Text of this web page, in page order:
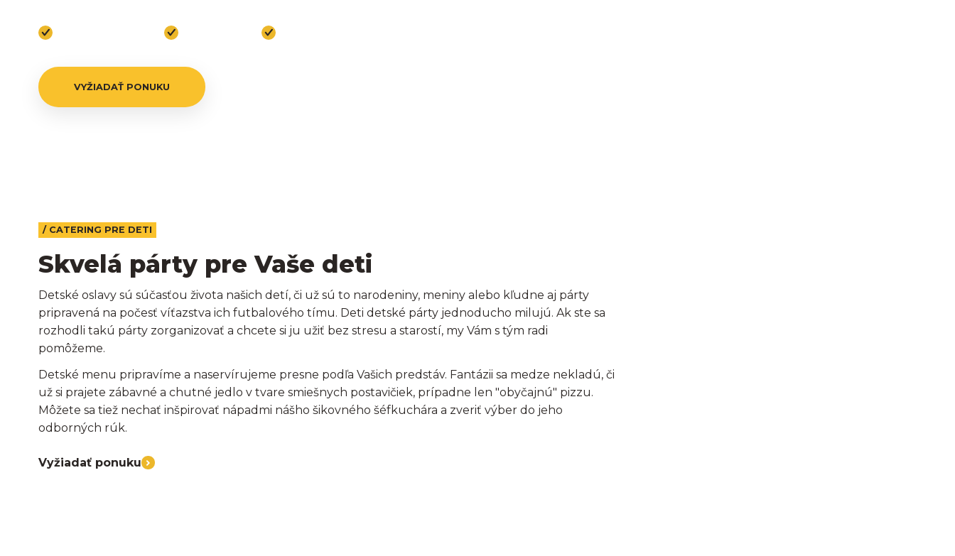
VYŽIADAŤ PONUKU
/ CATERING PRE DETI
Skvelá párty pre Vaše deti
Detské oslavy sú súčasťou života našich detí, či už sú to narodeniny, meniny alebo kľudne aj párty
pripravená na počesť víťazstva ich futbalového tímu. Deti detské párty jednoducho milujú. Ak ste sa
rozhodli takú párty zorganizovať a chcete si ju užiť bez stresu a starostí, my Vám s tým radi
pomôžeme.
Detské menu pripravíme a naservírujeme presne podľa Vašich predstáv. Fantázii sa medze nekladú, či
už si prajete zábavné a chutné jedlo v tvare smiešnych postavičiek, prípadne len "obyčajnú" pizzu.
Môžete sa tiež nechať inšpirovať nápadmi nášho šikovného šéfkuchára a zveriť výber do jeho
odborných rúk.
Vyžiadať ponuku